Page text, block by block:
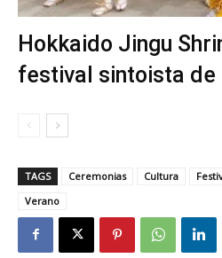
Hokkaido Jingu
festival sintoista de
TAGS Ceremonias Cultura
Verano